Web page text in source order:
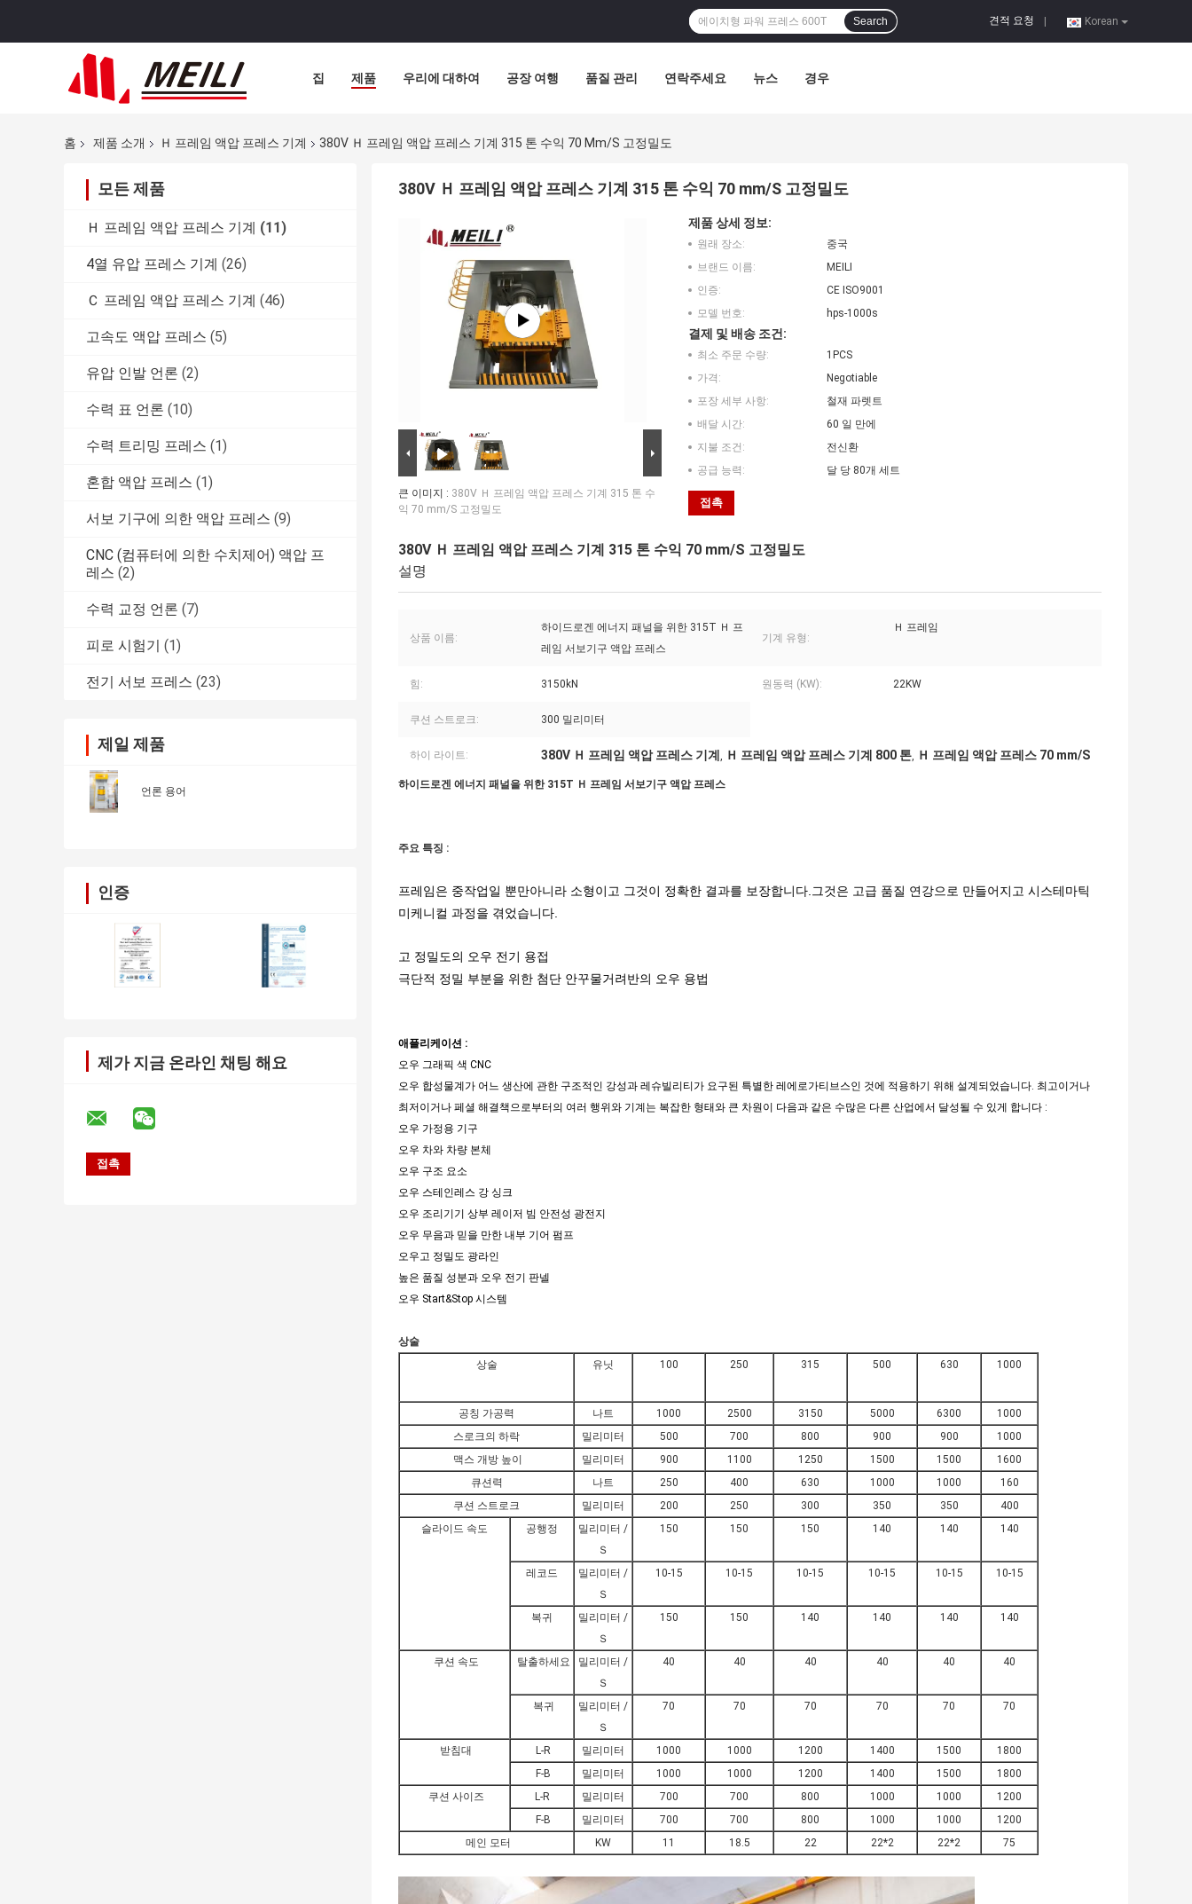
Korean
견적 요청
Search
집 제품 우리에 대하여 공장 여행 품질 관리 연락주세요 뉴스 경우
홈 제품 소개 Ｈ 프레임 액압 프레스 기계 380V Ｈ 프레임 액압 프레스 기계 315 톤 수익 70 Mm/S 고정밀도
모든 제품
Ｈ 프레임 액압 프레스 기계 (11)
4열 유압 프레스 기계 (26)
Ｃ 프레임 액압 프레스 기계 (46)
고속도 액압 프레스 (5)
유압 인발 언론 (2)
수력 표 언론 (10)
수력 트리밍 프레스 (1)
혼합 액압 프레스 (1)
서보 기구에 의한 액압 프레스 (9)
CNC (컴퓨터에 의한 수치제어) 액압 프
레스 (2)
수력 교정 언론 (7)
피로 시험기 (1)
전기 서보 프레스 (23)
제일 제품
언론 용어
인증
제가 지금 온라인 채팅 해요
380V Ｈ 프레임 액압 프레스 기계 315 톤 수익 70 mm/S 고정밀도
큰 이미지 : 380V Ｈ 프레임 액압 프레스 기계 315 톤 수
익 70 mm/S 고정밀도
제품 상세 정보:
원래 장소:
중국
브랜드 이름:
MEILI
인증:
CE ISO9001
모델 번호:
hps-1000s
결제 및 배송 조건:
최소 주문 수량:
1PCS
가격:
Negotiable
포장 세부 사항:
철재 파렛트
배달 시간:
60 일 만에
지불 조건:
전신환
공급 능력:
달 당 80개 세트
접촉
380V Ｈ 프레임 액압 프레스 기계 315 톤 수익 70 mm/S 고정밀도
설명
상품 이름:
하이드로겐 에너지 패널을 위한 315T Ｈ 프
레임 서보기구 액압 프레스
기계 유형:
Ｈ 프레임
힘: 3150kN 원동력 (KW): 22KW
쿠션 스트로크: 300 밀리미터
하이 라이트: 380V Ｈ 프레임 액압 프레스 기계 , Ｈ 프레임 액압 프레스 기계 800 톤, Ｈ 프레임 액압 프레스 70 mm/S
하이드로겐 에너지 패널을 위한 315T Ｈ 프레임 서보기구 액압 프레스
주요 특징 :
프레임은 중작업일 뿐만아니라 소형이고 그것이 정확한 결과를 보장합니다.그것은 고급 품질 연강으로 만들어지고 시스테마틱
미케니컬 과정을 겪었습니다.
고 정밀도의 오우 전기 용접
극단적 정밀 부분을 위한 첨단 안꾸물거려반의 오우 용법
애플리케이션 :
오우 그래픽 색 CNC
오우 합성물계가 어느 생산에 관한 구조적인 강성과 레슈빌리티가 요구된 특별한 레에로가티브스인 것에 적용하기 위해 설계되었습니다. 최고이거나
최저이거나 페셜 해결책으로부터의 여러 행위와 기계는 복잡한 형태와 큰 차원이 다음과 같은 수많은 다른 산업에서 달성될 수 있게 합니다 :
오우 가정용 기구
오우 차와 차량 본체
오우 구조 요소
오우 스테인레스 강 싱크
오우 조리기기 상부 레이저 빔 안전성 광전지
오우 무음과 믿을 만한 내부 기어 펌프
오우고 정밀도 광라인
높은 품질 성분과 오우 전기 판넬
오우 Start&Stop 시스템
상술
상술
유닛 100 250 315 500 630 1000
공칭 가공력 나트 1000 2500 3150 5000 6300
1000
스로크의 하락
밀리미터 500 700 800 900 900
1000
맥스 개방 높이
밀리미터 900 1100 1250 1500 1500
1600
큐션력
나트 250 400 630 1000 1000
160
쿠션 스트로크
밀리미터 200 250 300 350 350
400
슬라이드 속도
공행정
밀리미터 /
Ｓ
150 150 150 140 140 140
레코드
밀리미터 /
Ｓ
10-15 10-15 10-15 10-15 10-15 10-15
복귀
밀리미터 /
Ｓ
150 150 140 140 140 140
쿠션 속도 탈출하세요
밀리미터 /
Ｓ
40 40 40 40 40 40
복귀
밀리미터 /
Ｓ
70 70 70 70 70 70
받침대 L-R 밀리미터 1000 1000 1200 1400 1500
1800
F-B
밀리미터 1000 1000 1200 1400 1500
1800
쿠션 사이즈
L-R 밀리미터 700 700 800 1000 1000
1200
F-B
밀리미터 700 700 800 1000 1000
1200
메인 모터
KW 11 18.5 22 22*2 22*2 75